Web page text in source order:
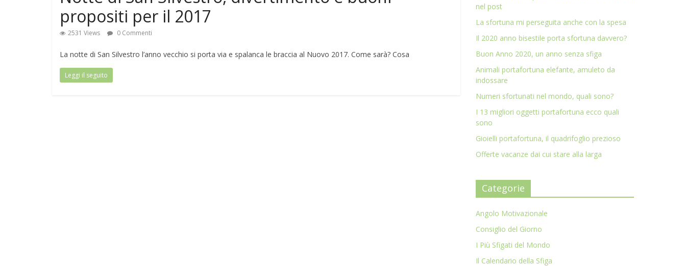
propositi per il 2017
2531 Views 0 Commenti
La notte di San Silvestro l’anno vecchio si porta via e spalanca le braccia al Nuovo 2017. Come sarà? Cosa
Leggi il seguito
nel post
La sfortuna mi perseguita anche con la spesa
Il 2020 anno bisestile porta sfortuna davvero?
Buon Anno 2020, un anno senza sfiga
Animali portafortuna elefante, amuleto da
indossare
Numeri sfortunati nel mondo, quali sono?
I 13 migliori oggetti portafortuna ecco quali
sono
Gioielli portafortuna, il quadrifoglio prezioso
Offerte vacanze dai cui stare alla larga
Categorie
Angolo Motivazionale
Consiglio del Giorno
I Più Sfigati del Mondo
Il Calendario della Sfiga